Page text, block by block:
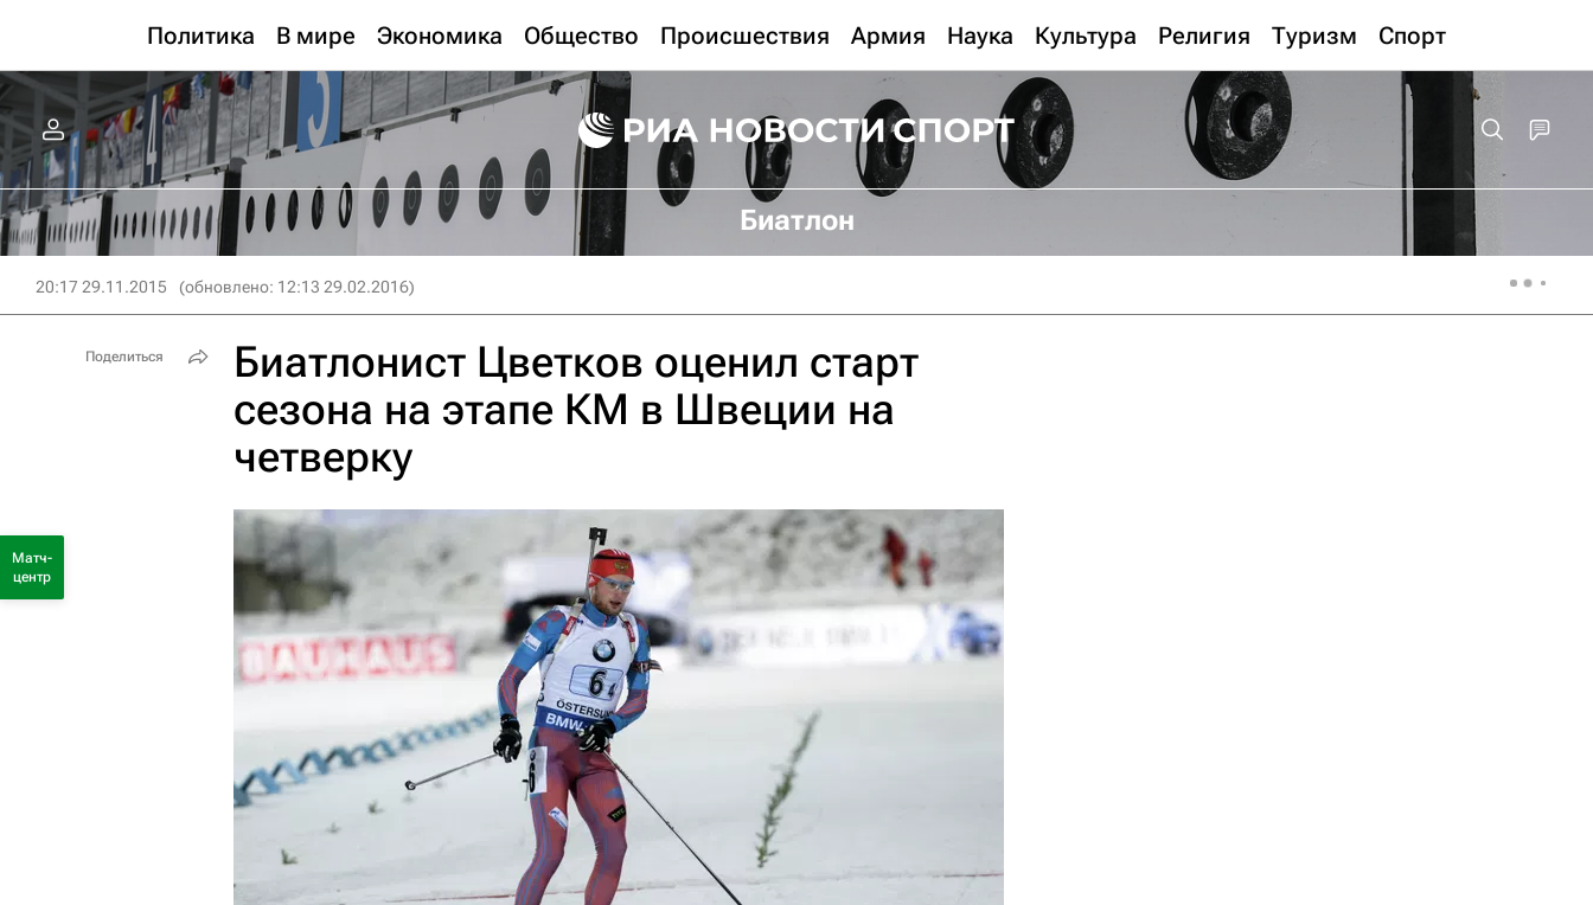
Политика В мире Экономика Общество Происшествия Армия Наука Культура Религия Туризм Спорт
Биатлон
20:17 29.11.2015 (обновлено: 12:13 29.02.2016)
Биатлонист Цветков оценил старт
сезона на этапе КМ в Швеции на
четверку
Поделиться
Матч-
центр